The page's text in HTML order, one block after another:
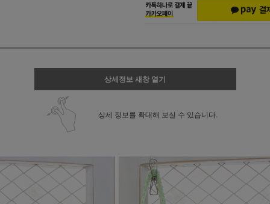
상세정보 새창 열기
상세 정보를 확대해 보실 수 있습니다.